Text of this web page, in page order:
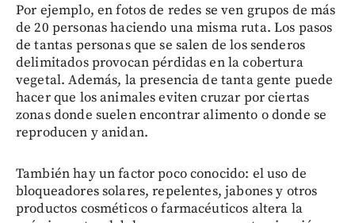
Por ejemplo, en fotos de redes se ven grupos de más
de 20 personas haciendo una misma ruta. Los pasos
de tantas personas que se salen de los senderos
delimitados provocan pérdidas en la cobertura
vegetal. Además, la presencia de tanta gente puede
hacer que los animales eviten cruzar por ciertas
zonas donde suelen encontrar alimento o donde se
reproducen y anidan.
También hay un factor poco conocido: el uso de
bloqueadores solares, repelentes, jabones y otros
productos cosméticos o farmacéuticos altera la